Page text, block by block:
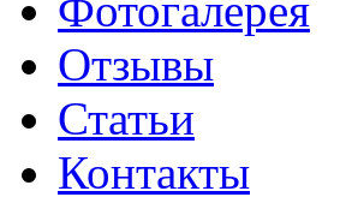
Отзывы
Статьи
Контакты